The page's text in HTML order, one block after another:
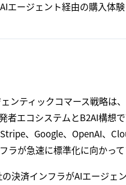
エージェント経由の購入体
ンティックコマース戦略は
者エコシステムとB2AI構
、Google、OpenAI、
ラが急速に標準化に向かっ
決済インフラがAIエージ